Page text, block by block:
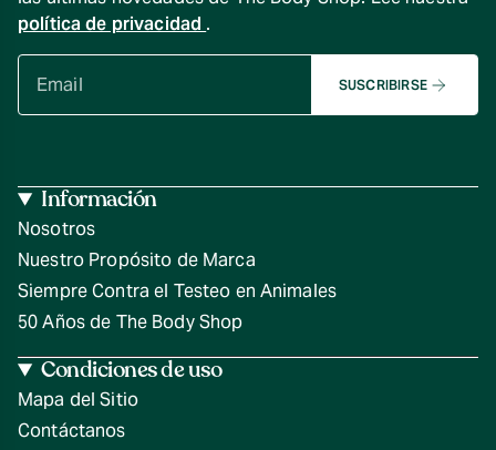
política de privacidad .
SUSCRIBIRSE
Información
Nosotros
Nuestro Propósito de Marca
Siempre Contra el Testeo en Animales
50 Años de The Body Shop
Condiciones de uso
Mapa del Sitio
Contáctanos